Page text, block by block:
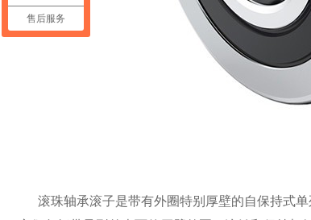
滚珠轴承滚子是带有外圈特别厚壁的自保持式单
售后服务